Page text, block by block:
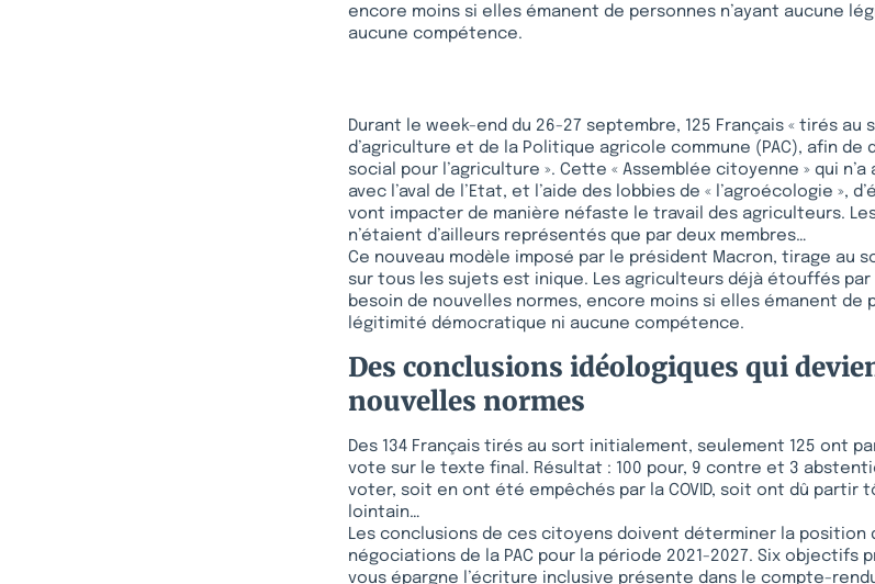
encore moins si elles émanent de personnes n’ayant aucune
aucune compétence.
Durant le week-end du 26-27 septembre, 125 Français « tirés
d’agriculture et de la Politique agricole commune (PAC), afin de
social pour l’agriculture ». Cette « Assemblée citoyenne » qui
avec l’aval de l’Etat, et l’aide des lobbies de « l’agroécologie »,
vont impacter de manière néfaste le travail des agriculteurs.
n’étaient d’ailleurs représentés que par deux membres…
Ce nouveau modèle imposé par le président Macron, tirage au
sur tous les sujets est inique. Les agriculteurs déjà étouffés
besoin de nouvelles normes, encore moins si elles émanent de
légitimité démocratique ni aucune compétence.
Des conclusions idéologiques qui
nouvelles normes
Des 134 Français tirés au sort initialement, seulement 125 ont
vote sur le texte final. Résultat : 100 pour, 9 contre et 3
voter, soit en ont été empêchés par la COVID, soit ont dû partir
lointain…
Les conclusions de ces citoyens doivent déterminer la position
négociations de la PAC pour la période 2021-2027. Six
vous épargne l’écriture inclusive présente dans le compte-